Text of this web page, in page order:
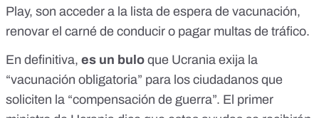
Play, son acceder a la lista de espera de vacunación,
renovar el carné de conducir o pagar multas de tráfico.
En definitiva, es un bulo que Ucrania exija la
“vacunación obligatoria” para los ciudadanos que
soliciten la “compensación de guerra”. El primer